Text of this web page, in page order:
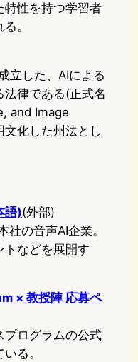
特性を持つ学習者
。
立した、AIによる
律である(正式名
and Image
化した州法とし
語)(外部)
の音声AI企業。
トなどを展開す
× 教授陣 応募ペ
プログラムの公式
る。